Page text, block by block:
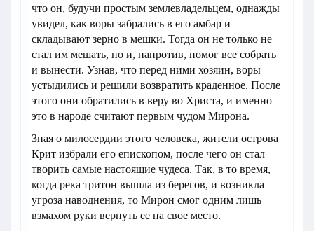
что он, будучи простым землевладельцем, однажды
увидел, как воры забрались в его амбар и
складывают зерно в мешки. Тогда он не только не
стал им мешать, но и, напротив, помог все собрать
и вынести. Узнав, что перед ними хозяин, воры
устыдились и решили возвратить краденное. После
этого они обратились в веру во Христа, и именно
это в народе считают первым чудом Мирона.
Зная о милосердии этого человека, жители острова
Крит избрали его епископом, после чего он стал
творить самые настоящие чудеса. Так, в то время,
когда река тритон вышла из берегов, и возникла
угроза наводнения, то Мирон смог одним лишь
взмахом руки вернуть ее на свое место.